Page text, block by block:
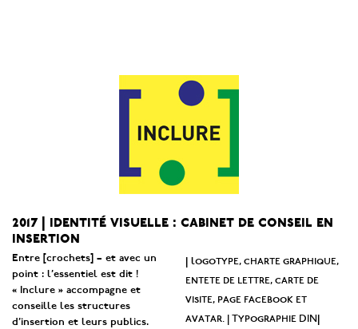
2017 | identité visuelle : cabinet de conseil en
insertion
Entre [crochets] – et avec un
point : l’essentiel est dit !
« Inclure » accompagne et
conseille les structures
d’insertion et leurs publics.
|logotype, charte graphique,
entete de lettre, carte de
visite, page facebook et
avatar. | Typographie DIN